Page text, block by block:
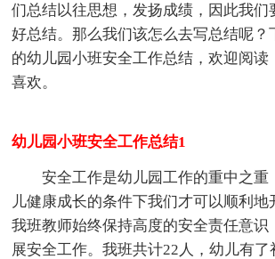
们总结以往思想，发扬成绩，因此我们
好总结。那么我们该怎么去写总结呢？
的幼儿园小班安全工作总结，欢迎阅读
喜欢。
幼儿园小班安全工作总结1
安全工作是幼儿园工作的重中之重
儿健康成长的条件下我们才可以顺利地
我班教师始终保持高度的安全责任意识
展安全工作。我班共计22人，幼儿有了